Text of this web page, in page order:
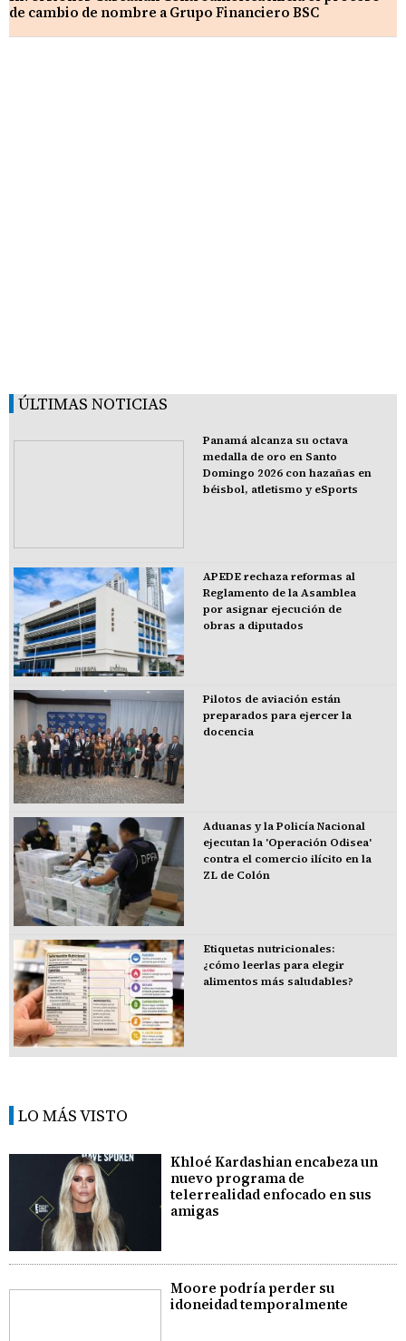
de cambio de nombre a Grupo Financiero BSC
ÚLTIMAS NOTICIAS
Panamá alcanza su octava
medalla de oro en Santo
Domingo 2026 con hazañas en
béisbol, atletismo y eSports
APEDE rechaza reformas al
Reglamento de la Asamblea
por asignar ejecución de
obras a diputados
Pilotos de aviación están
preparados para ejercer la
docencia
Aduanas y la Policía Nacional
ejecutan la 'Operación Odisea'
contra el comercio ilícito en la
ZL de Colón
Etiquetas nutricionales:
¿cómo leerlas para elegir
alimentos más saludables?
LO MÁS VISTO
Khloé Kardashian encabeza un
nuevo programa de
telerrealidad enfocado en sus
amigas
Moore podría perder su
idoneidad temporalmente